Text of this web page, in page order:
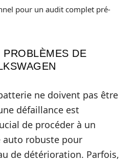
pour un audit complet pré-
DE
ne doivent pas être
défaillance est
de procéder à un
robuste pour
de détérioration. Parfois,